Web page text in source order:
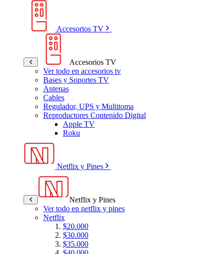
Accesorios TV
Accesorios TV
Ver todo en accesorios tv
Bases y Soportes TV
Antenas
Cables
Regulador, UPS y Multitoma
Reproductores Contenido Digital
Apple TV
Roku
Netflix y Pines
Netflix y Pines
Ver todo en netflix y pines
Netflix
$20.000
$30.000
$35.000